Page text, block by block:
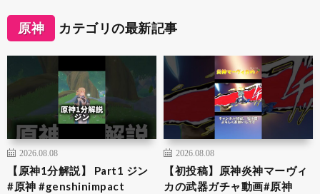
原神 カテゴリの最新記事
2026.08.08
【原神1分解説】 Part1 ジン
#原神 #genshinimpact
2026.08.08
【初投稿】原神炎神マーヴィ
カの武器ガチャ動画#原神